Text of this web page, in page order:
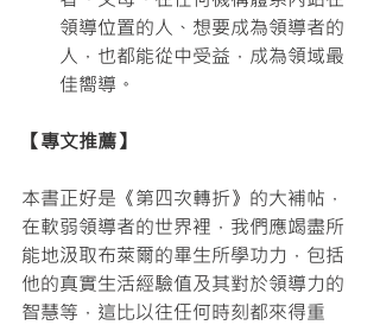
領導位置的人、想要成為領導者的
人，也都能從中受益，成為領域最
佳嚮導。
【專文推薦】
本書正好是《第四次轉折》的大補帖，
在軟弱領導者的世界裡，我們應竭盡所
能地汲取布萊爾的畢生所學功力，包括
他的真實生活經驗值及其對於領導力的
智慧等，這比以往任何時刻都來得重